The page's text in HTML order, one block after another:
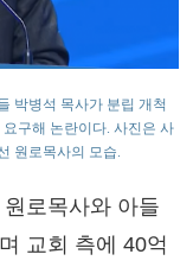
박병석 목사가 분립 개척
구해 논란이다. 사진은 사
원로목사의 모습.
로목사와 아들
교회 측에 40억